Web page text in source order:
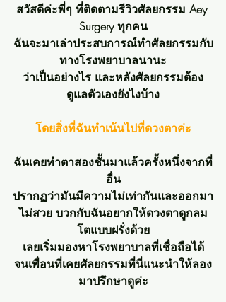
สวัสดีค่ะพี่ๆ ที่ติดตามรีวิวศัลยกรรม Aey
Surgery ทุกคน
ฉันจะมาเล่าประสบการณ์ทำศัลยกรรมกับ
ทางโรงพยาบาลนานะ
ว่าเป็นอย่างไร และหลังศัลยกรรมต้อง
ดูแลตัวเองยังไงบ้าง
โดยสิ่งที่ฉันทำเน้นไปที่ดวงตาค่ะ
ฉันเคยทำตาสองชั้นมาแล้วครั้งหนึ่งจากที่
อื่น
ปรากฏว่ามันมีความไม่เท่ากันและออกมา
ไม่สวย บวกกับฉันอยากให้ดวงตาดูกลม
โตแบบฝรั่งด้วย
เลยเริ่มมองหาโรงพยาบาลที่เชื่อถือได้
จนเพื่อนที่เคยศัลยกรรมที่นี่แนะนำให้ลอง
มาปรึกษาดูค่ะ